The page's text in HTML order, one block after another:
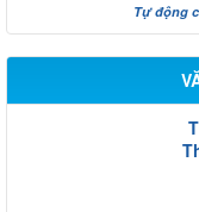
Tự động